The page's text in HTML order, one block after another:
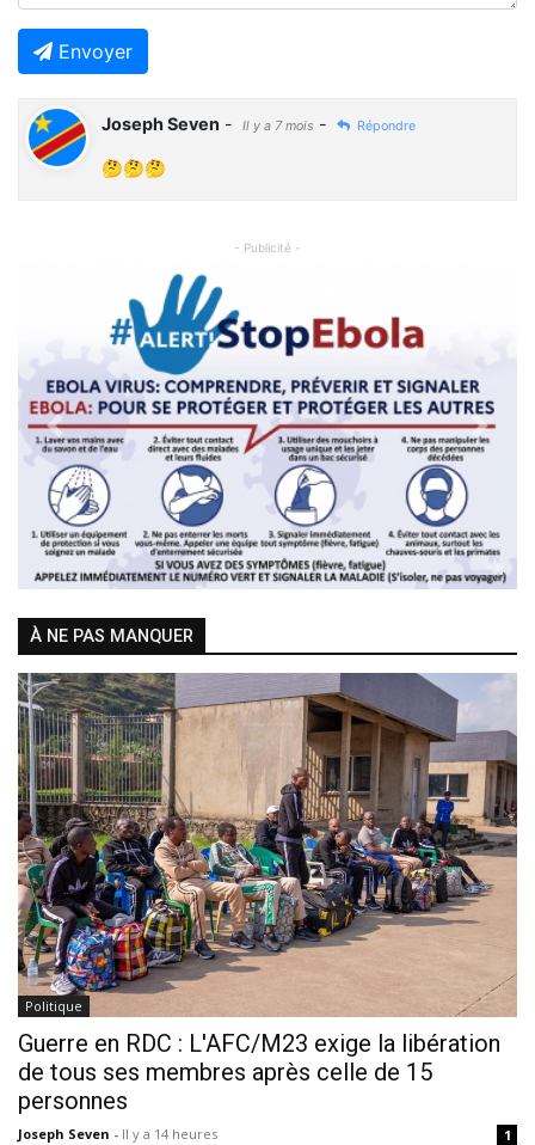
Envoyer
Joseph Seven - Il y a 7 mois - Répondre
🤔🤔🤔
- Publicité -
Previous Next
À NE PAS MANQUER
Politique
Guerre en RDC : L'AFC/M23 exige la libération
de tous ses membres après celle de 15
personnes
Joseph Seven - Il y a 14 heures 1